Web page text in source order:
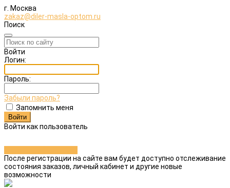
г. Москва
zakaz@diler-masla-optom.ru
Поиск
Войти
Логин:
Пароль:
Забыли пароль?
Запомнить меня
Войти как пользователь
После регистрации на сайте вам будет доступно отслеживание
состояния заказов, личный кабинет и другие новые
возможности